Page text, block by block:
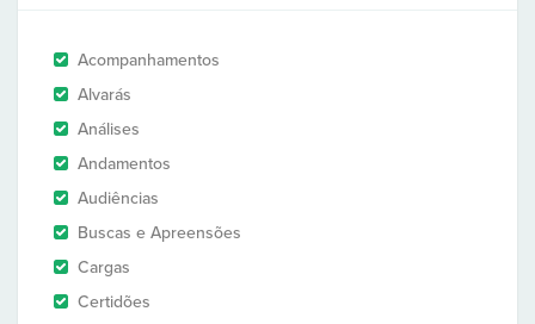
Acompanhamentos
Alvarás
Análises
Andamentos
Audiências
Buscas e Apreensões
Cargas
Certidões